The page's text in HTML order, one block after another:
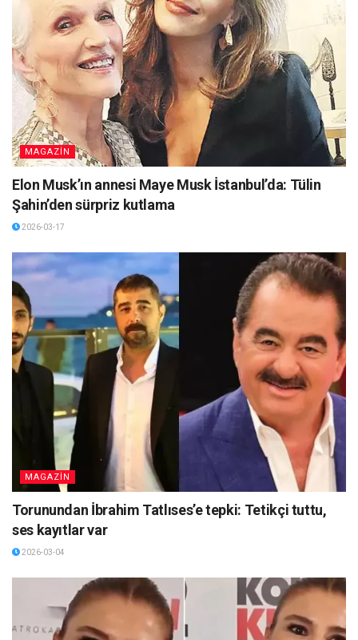
MAGAZİN
Elon Musk’ın annesi Maye Musk İstanbul’da: Tülin
Şahin’den sürpriz kutlama
2026-03-17
MAGAZİN
Torunundan İbrahim Tatlıses’e tepki: Tetikçi tuttu,
ses kayıtlar var
2026-03-04